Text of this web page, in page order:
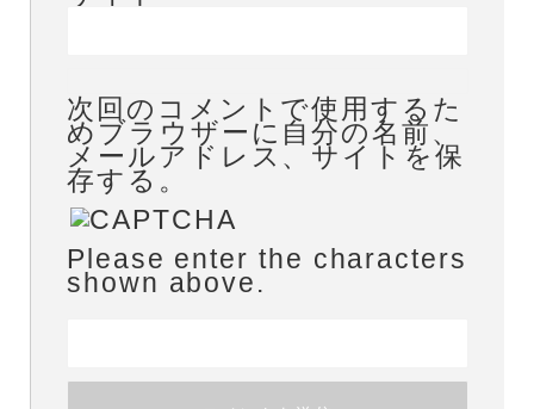
次回のコメントで使用するた
めブラウザーに自分の名前、
メールアドレス、サイトを保
存する。
Please enter the characters
shown above.